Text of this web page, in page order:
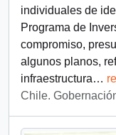
individuales de
Programa de
compromiso,
algunos planos,
infraestructura…
Chile.